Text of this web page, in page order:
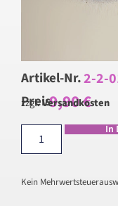
Artikel-Nr.2-2-
Preis9,90€
zzgl.Versandkosten
In
Kein